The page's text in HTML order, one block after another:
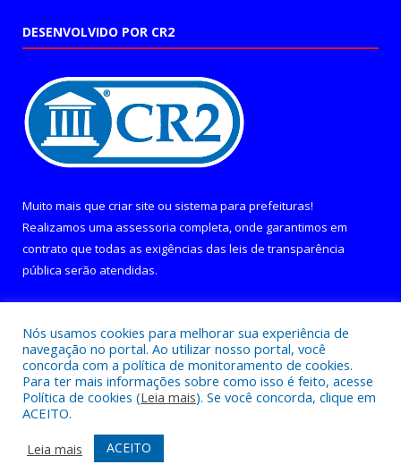
DESENVOLVIDO POR CR2
Muito mais que criar site ou sistema para prefeituras!
Realizamos uma assessoria completa, onde garantimos em
contrato que todas as exigências das leis de transparência
pública serão atendidas.
Todos os direitos reservados a Câmara Municipal de Curralinho.
Mapa do Site
Acessar Área Administrativa
Acessar Webmail
Nós usamos cookies para melhorar sua experiência de
navegação no portal. Ao utilizar nosso portal, você
concorda com a política de monitoramento de cookies.
Para ter mais informações sobre como isso é feito, acesse
Política de cookies (Leia mais). Se você concorda, clique em
ACEITO.
Leia mais
ACEITO